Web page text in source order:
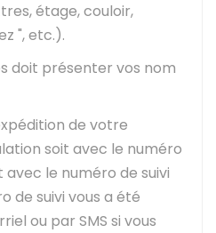
étage, couloir,
", etc.).
doit présenter vos nom
de votre
soit avec le numéro
le numéro de suivi
de suivi vous a été
ou par SMS si vous